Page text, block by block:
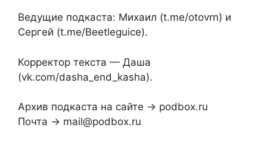
Ведущие подкаста: Михаил (t.me/otovrn) и
Сергей (t.me/Beetleguice).
Корректор текста — Даша
(vk.com/dasha_end_kasha).
Архив подкаста на сайте → podbox.ru
Почта → mail@podbox.ru